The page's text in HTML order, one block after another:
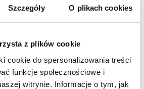
Szczegóły O plikach cookies
z plików cookie
cookie do spersonalizowania treści
funkcje społecznościowe i
witrynie. Informacje o tym, jak
sprawdzonej konstrukcji i
wykonania i łatwość użytkowania
Compact znajdzie swoje
do stoiska lub element wszelakich
i ekspozycji.